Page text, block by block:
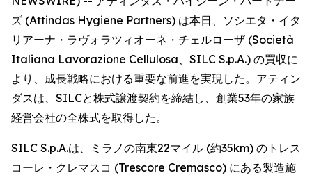
ズ (Attindas Hygiene Partners) は本日、ソシエタ・イタ
リアーナ・ラヴォラツィオーネ・チェルローザ (Società
Italiana Lavorazione Cellulosa、SILC S.p.A.) の買収に
より、成長戦略における重要な前進を実現した。アティン
ダスは、SILCと株式譲渡契約を締結し、創業53年の家族
経営会社の全株式を取得した。
SILC S.p.A.は、ミラノの南東22マイル (約35km) のトレス
コーレ・クレマスコ (Trescore Cremasco) にある製造施